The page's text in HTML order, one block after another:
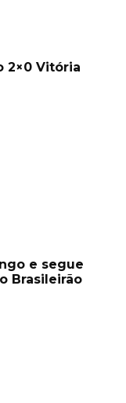
2×0 Vitória
e segue
Brasileirão